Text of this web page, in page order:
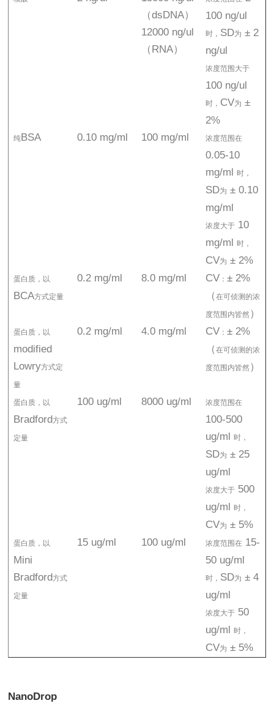
（dsDNA）
12000 ng/ul
（RNA）
100 ng/ul
时， SD为 ± 2
ng/ul
浓度范围大于
100 ng/ul
时， CV为 ±
2%
纯BSA 0.10 mg/ml 100 mg/ml 浓度范围在
0.05-10
mg/ml 时，
SD为 ± 0.10
mg/ml
浓度大于10
mg/ml 时，
CV为 ± 2%
蛋白质，以
BCA方式定量
0.2 mg/ml 8.0 mg/ml CV： ± 2%
（ 在可侦测的浓
度范围内皆然）
蛋白质，以
modified
Lowry方式定
量
0.2 mg/ml 4.0 mg/ml CV： ± 2%
（ 在可侦测的浓
度范围内皆然）
蛋白质，以
Bradford方式
定量
100 ug/ml 8000 ug/ml 浓度范围在
100-500
ug/ml 时，
SD为 ± 25
ug/ml
浓度大于500
ug/ml 时，
CV为 ± 5%
蛋白质，以
Mini
Bradford方式
定量
15 ug/ml 100 ug/ml 浓度范围在15-
50 ug/ml
时， SD为 ± 4
ug/ml
浓度大于50
ug/ml 时，
CV为 ± 5%
NanoDrop